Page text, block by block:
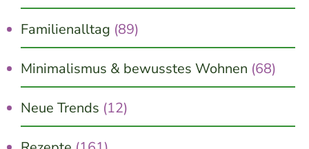
Familienalltag (89)
Minimalismus & bewusstes Wohnen (68)
Neue Trends (12)